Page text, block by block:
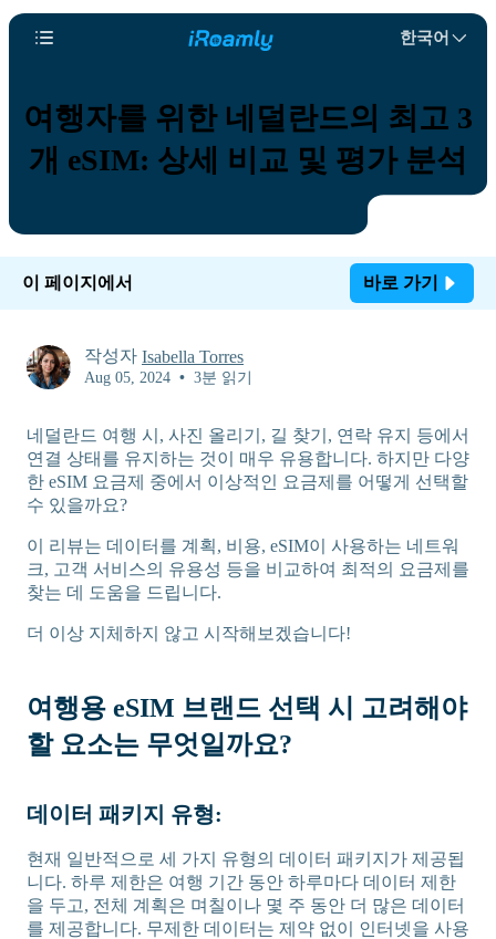
한국어
여행자를 위한 네덜란드의 최고 3
개 eSIM: 상세 비교 및 평가 분석
이 페이지에서 바로 가기
작성자 Isabella Torres
Aug 05, 2024 • 3분 읽기
네덜란드 여행 시, 사진 올리기, 길 찾기, 연락 유지 등에서
연결 상태를 유지하는 것이 매우 유용합니다. 하지만 다양
한 eSIM 요금제 중에서 이상적인 요금제를 어떻게 선택할
수 있을까요?
이 리뷰는 데이터를 계획, 비용, eSIM이 사용하는 네트워
크, 고객 서비스의 유용성 등을 비교하여 최적의 요금제를
찾는 데 도움을 드립니다.
더 이상 지체하지 않고 시작해보겠습니다!
여행용 eSIM 브랜드 선택 시 고려해야
할 요소는 무엇일까요?
데이터 패키지 유형:
현재 일반적으로 세 가지 유형의 데이터 패키지가 제공됩
니다. 하루 제한은 여행 기간 동안 하루마다 데이터 제한
을 두고, 전체 계획은 며칠이나 몇 주 동안 더 많은 데이터
를 제공합니다. 무제한 데이터는 제약 없이 인터넷을 사용